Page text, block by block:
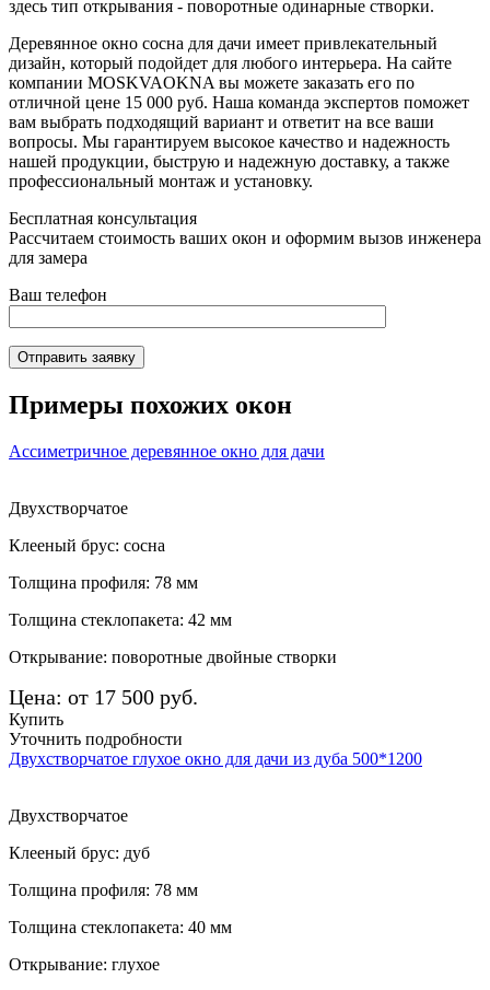
здесь тип открывания - поворотные одинарные створки.
Деревянное окно сосна для дачи имеет привлекательный
дизайн, который подойдет для любого интерьера. На сайте
компании MOSKVAOKNA вы можете заказать его по
отличной цене 15 000 руб. Наша команда экспертов поможет
вам выбрать подходящий вариант и ответит на все ваши
вопросы. Мы гарантируем высокое качество и надежность
нашей продукции, быструю и надежную доставку, а также
профессиональный монтаж и установку.
Бесплатная консультация
Рассчитаем стоимость ваших окон и оформим вызов инженера
для замера
Ваш телефон
Отправить заявку
Примеры похожих окон
Ассиметричное деревянное окно для дачи
Двухстворчатое
Клееный брус: сосна
Толщина профиля: 78 мм
Толщина стеклопакета: 42 мм
Открывание: поворотные двойные створки
Цена: от 17 500 руб.
Купить
Уточнить подробности
Двухстворчатое глухое окно для дачи из дуба 500*1200
Двухстворчатое
Клееный брус: дуб
Толщина профиля: 78 мм
Толщина стеклопакета: 40 мм
Открывание: глухое